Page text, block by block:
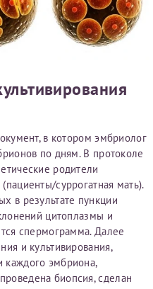
в котором эмбриолог
по дням. В протоколе
родители
суррогатная мать).
в результате пункции
цитоплазмы и
спермограмма. Далее
и культивирования,
каждого эмбриона,
биопсия, сделан